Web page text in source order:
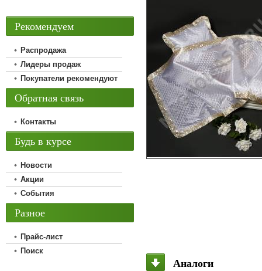
Аналоги
Рекомендуем
Распродажа
Лидеры продаж
Покупатели рекомендуют
Обратная связь
Контакты
Будь в курсе
Новости
Акции
События
Разное
Прайс-лист
Поиск